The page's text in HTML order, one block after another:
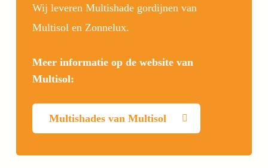
Wij leveren Multishade gordijnen van
Multisol en Zonnelux.
Meer informatie op de website van
Multisol:
Multishades van Multisol